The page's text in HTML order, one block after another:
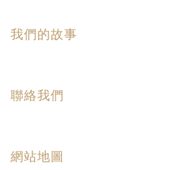
我們的故事
聯絡我們
網站地圖